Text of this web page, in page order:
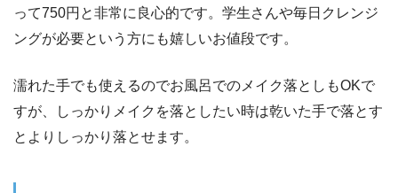
って750円と非常に良心的です。学生さんや毎日クレンジ
ングが必要という方にも嬉しいお値段です。
濡れた手でも使えるのでお風呂でのメイク落としもOKで
すが、しっかりメイクを落としたい時は乾いた手で落とす
とよりしっかり落とせます。